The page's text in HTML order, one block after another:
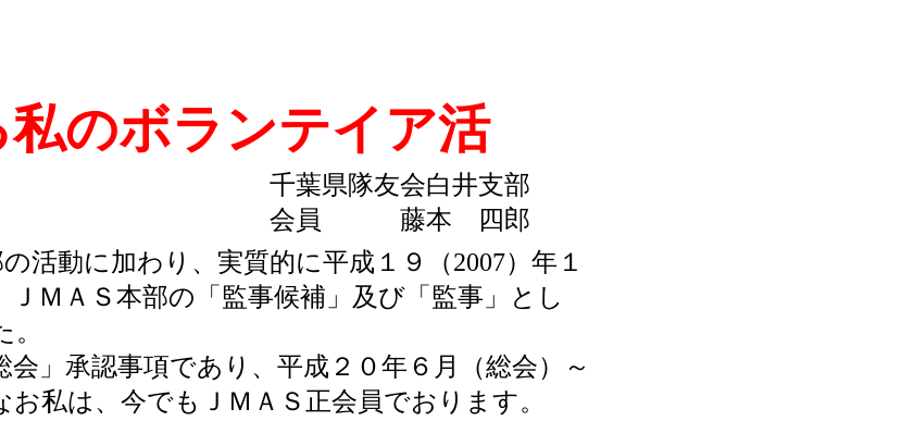
私のボランテイア活
千葉県隊友会白井支部
会員 藤本 四郎
活動に加わり、実質的に平成１９（2007）年１
ＭＡＳ本部の「監事候補」及び「監事」とし
」承認事項であり、平成２０年６月（総会）～
私は、今でもＪＭＡＳ正会員でおります。